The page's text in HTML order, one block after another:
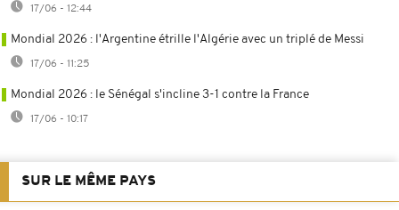
17/06 - 12:44
Mondial 2026 : l'Argentine étrille l'Algérie avec un triplé de Messi
17/06 - 11:25
Mondial 2026 : le Sénégal s'incline 3-1 contre la France
17/06 - 10:17
SUR LE MÊME PAYS